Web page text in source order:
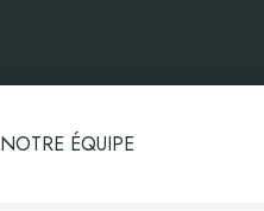
NOTRE ÉQUIPE